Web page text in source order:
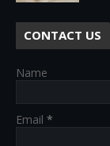
CONTACT US
Name
Email *